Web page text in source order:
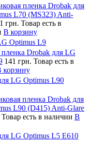
пленка Drobak для
L70 (MS323) Anti-
грн. Товар есть в
В корзину
Optimus L9
пленка Drobak для LG
141 грн. Товар есть в
корзину
LG Optimus L90
пленка Drobak для
L90 (D415) Anti-Glare
Товар есть в наличии В
LG Optimus L5 E610